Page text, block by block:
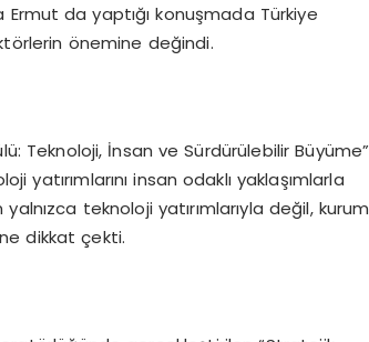
Ermut da yaptığı konuşmada Türkiye
önemine değindi.
Teknoloji, İnsan ve Sürdürülebilir Büyüme”
yatırımlarını insan odaklı yaklaşımlarla
teknoloji yatırımlarıyla değil, kurum
dikkat çekti.